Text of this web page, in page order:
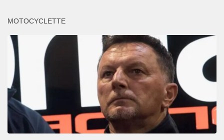
MOTOCYCLETTE